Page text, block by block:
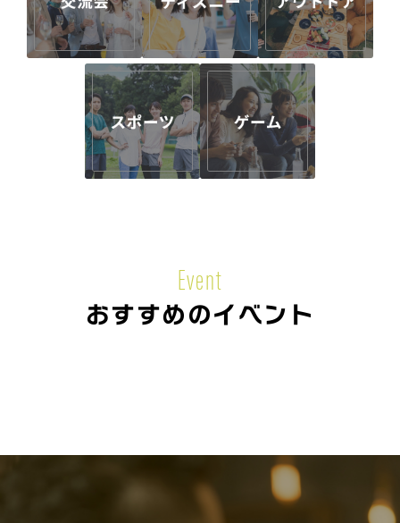
Event
おすすめのイベント